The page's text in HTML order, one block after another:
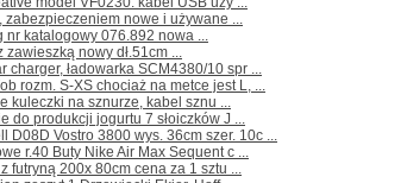
zabezpieczeniem nowe i używane ...
nr katalogowy 076.892 nowa ...
nowy dł.51cm ...
charger, ładowarka SCM4380/10 spr ...
rozm. S-XS chociaż na metce jest L, ...
kuleczki na sznurze, kabel sznu ...
do produkcji jogurtu 7 słoiczków J ...
D08D Vostro 3800 wys. 36cm szer. 10c ...
r.40 Buty Nike Air Max Sequent c ...
futryną 200x 80cm cena za 1 sztu ...